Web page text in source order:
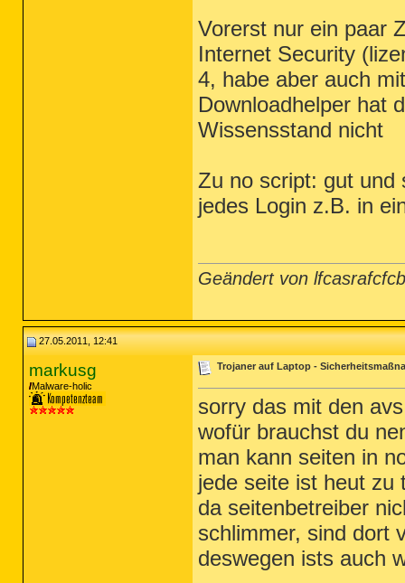
Vorerst nur ein paar
Internet Security
4, habe aber auch
Downloadhelper hat
Wissensstand nicht
Zu no script: gut und
jedes Login z.B. in
Geändert von
27.05.2011, 12:41
markusg
Malware-holic
Trojaner auf Laptop -
sorry das mit den
wofür brauchst du
man kann seiten in
jede seite ist heut zu
da seitenbetreiber
schlimmer, sind dort
deswegen ists auch